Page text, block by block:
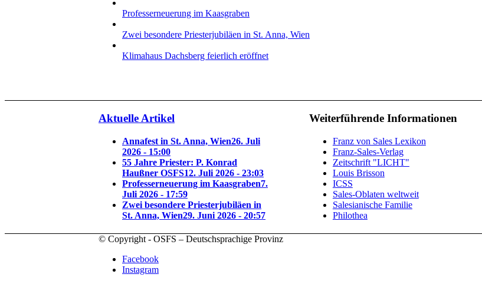
Professerneuerung im Kaasgraben
Zwei besondere Priesterjubiläen in St. Anna, Wien
Klimahaus Dachsberg feierlich eröffnet
Aktuelle Artikel
Annafest in St. Anna, Wien26. Juli
2026 - 15:00
55 Jahre Priester: P. Konrad
Haußner OSFS12. Juli 2026 - 23:03
Professerneuerung im Kaasgraben7.
Juli 2026 - 17:59
Zwei besondere Priesterjubiläen in
St. Anna, Wien29. Juni 2026 - 20:57
Weiterführende Informationen
Franz von Sales Lexikon
Franz-Sales-Verlag
Zeitschrift "LICHT"
Louis Brisson
ICSS
Sales-Oblaten weltweit
Salesianische Familie
Philothea
© Copyright - OSFS – Deutschsprachige Provinz
Facebook
Instagram